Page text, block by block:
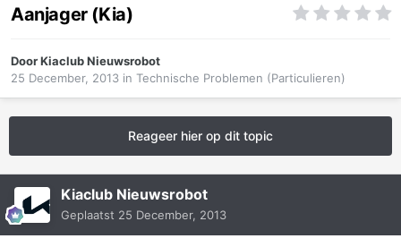
Aanjager (Kia)
DoorKiaclub Nieuwsrobot
25 December, 2013 in Technische Problemen (Particulieren)
Reageer hier op dit topic
Kiaclub Nieuwsrobot
Geplaatst 25 December, 2013